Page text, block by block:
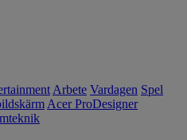
Arbete Vardagen Spel
Acer ProDesigner